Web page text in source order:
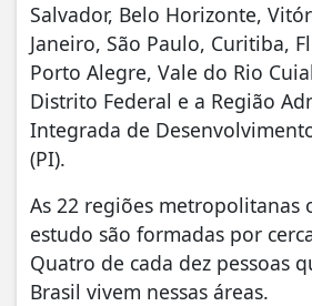
Salvador, Belo Horizonte,
Janeiro, São Paulo, Curitiba,
Porto Alegre, Vale do Rio
Distrito Federal e a Região
Integrada de
(PI).
As 22 regiões metropolitanas
estudo são formadas por
Quatro de cada dez pessoas
Brasil vivem nessas áreas.